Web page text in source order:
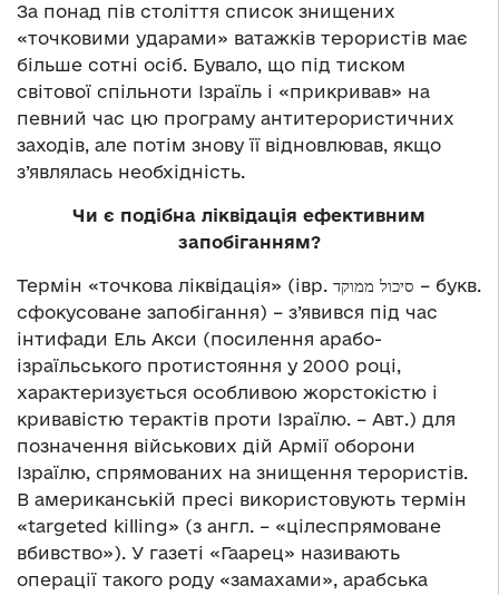
За понад пів століття список знищених
«точковими ударами» ватажків терористів має
більше сотні осіб. Бувало, що під тиском
світової спільноти Ізраїль і «прикривав» на
певний час цю програму антитерористичних
заходів, але потім знову її відновлював, якщо
з’являлась необхідність.
Чи є подібна ліквідація ефективним
запобіганням?
Термін «точкова ліквідація» (івр. סיכול ממוקד – букв.
сфокусоване запобігання) – з’явився під час
інтифади Ель Акси (посилення арабо-
ізраїльського протистояння у 2000 році,
характеризується особливою жорстокістю і
кривавістю терактів проти Ізраїлю. – Авт.) для
позначення військових дій Армії оборони
Ізраїлю, спрямованих на знищення терористів.
В американській пресі використовують термін
«targeted killing» (з англ. – «цілеспрямоване
вбивство»). У газеті «Гаарец» називають
операції такого роду «замахами», арабська